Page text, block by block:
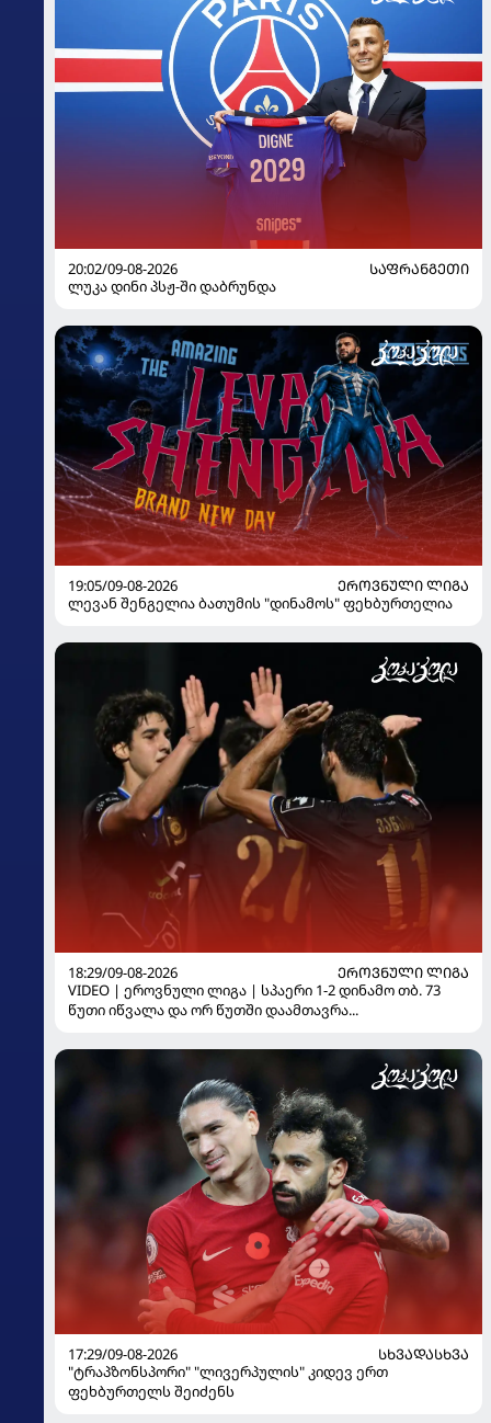
20:02/09-08-2026
ᲡᲐᲤᲠᲐᲜᲒᲔᲗᲘ
ლუკა დინი პსჟ-ში დაბრუნდა
19:05/09-08-2026
ᲔᲠᲝᲕᲜᲣᲚᲘ ᲚᲘᲒᲐ
ლევან შენგელია ბათუმის "დინამოს" ფეხბურთელია
18:29/09-08-2026
ᲔᲠᲝᲕᲜᲣᲚᲘ ᲚᲘᲒᲐ
VIDEO | ეროვნული ლიგა | სპაერი 1-2 დინამო თბ. 73
წუთი იწვალა და ორ წუთში დაამთავრა...
17:29/09-08-2026
ᲡᲮᲕᲐᲓᲐᲡᲮᲕᲐ
"ტრაპზონსპორი" "ლივერპულის" კიდევ ერთ
ფეხბურთელს შეიძენს